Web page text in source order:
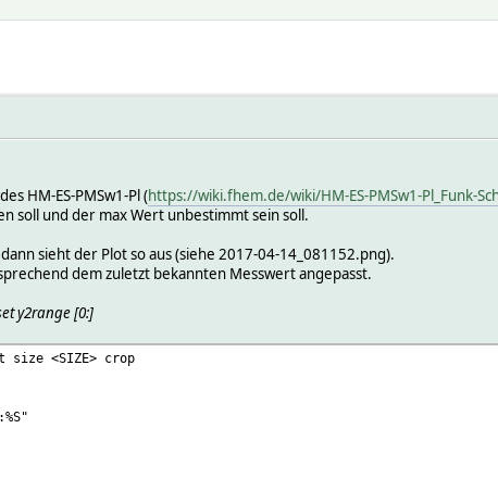
HM-ES-PMSw1-Pl (https://wiki.fhem.de/wiki/HM-ES-PMSw1-Pl_Funk-
soll und der max Wert unbestimmt sein soll.
sieht der Plot so aus (siehe 2017-04-14_081152.png).
dem zuletzt bekannten Messwert angepasst.
y2range [0:]
size <SIZE> crop